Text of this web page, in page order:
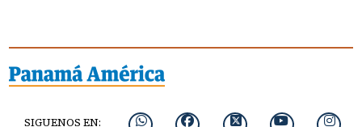
SIGUENOS EN: